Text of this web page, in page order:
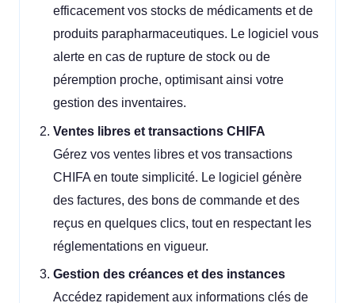
efficacement vos stocks de médicaments et de
produits parapharmaceutiques. Le logiciel vous
alerte en cas de rupture de stock ou de
péremption proche, optimisant ainsi votre
gestion des inventaires.
Ventes libres et transactions CHIFA
Gérez vos ventes libres et vos transactions
CHIFA en toute simplicité. Le logiciel génère
des factures, des bons de commande et des
reçus en quelques clics, tout en respectant les
réglementations en vigueur.
Gestion des créances et des instances
Accédez rapidement aux informations clés de